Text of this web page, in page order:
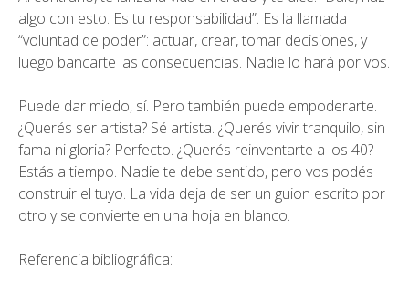
algo con esto. Es tu responsabilidad”. Es la llamada
“voluntad de poder”: actuar, crear, tomar decisiones, y
luego bancarte las consecuencias. Nadie lo hará por vos.
Puede dar miedo, sí. Pero también puede empoderarte.
¿Querés ser artista? Sé artista. ¿Querés vivir tranquilo, sin
fama ni gloria? Perfecto. ¿Querés reinventarte a los 40?
Estás a tiempo. Nadie te debe sentido, pero vos podés
construir el tuyo. La vida deja de ser un guion escrito por
otro y se convierte en una hoja en blanco.
Referencia bibliográfica: